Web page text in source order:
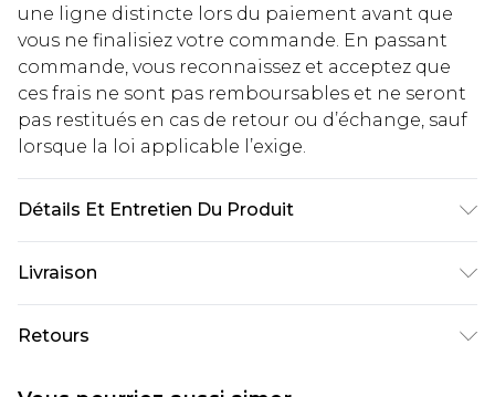
une ligne distincte lors du paiement avant que
vous ne finalisiez votre commande. En passant
commande, vous reconnaissez et acceptez que
ces frais ne sont pas remboursables et ne seront
pas restitués en cas de retour ou d’échange, sauf
lorsque la loi applicable l’exige.
Détails Et Entretien Du Produit
Livraison
Livraison standard France
€2.99
Retours